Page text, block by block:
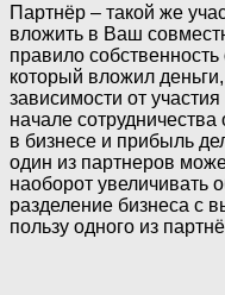
Партнёр – такой же
вложить в Ваш
правило
который вложил
зависимости от
начале
в бизнесе и прибыль
один из партнеров
наоборот увеличивать
разделение бизнеса с
пользу одного из